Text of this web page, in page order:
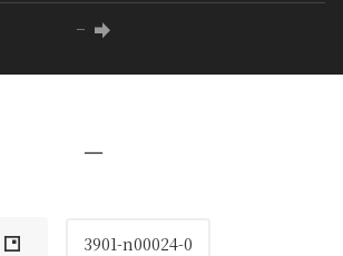
−
−
3901-n00024-0